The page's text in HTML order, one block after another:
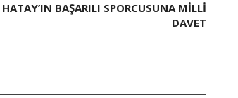
HATAY’IN BAŞARILI SPORCUSUNA MİLLİ
DAVET